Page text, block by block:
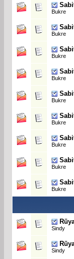
Bukre
Bukre
Bukre
Bukre
Bukre
Bukre
Bukre
Bukre
Bukre
Sindy
Sindy